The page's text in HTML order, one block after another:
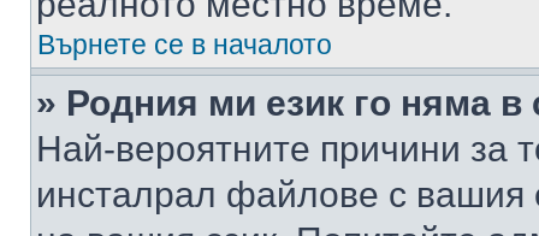
Върнете се в началото
» Родния ми език го няма в
Най-вероятните причини за
инсталрал файлове с вашия